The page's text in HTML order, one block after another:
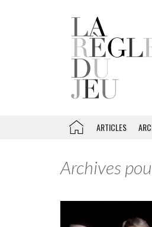
ARTICLES
Archives